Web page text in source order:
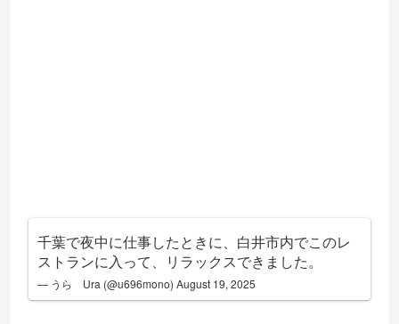
千葉で夜中に仕事したときに、白井市内でこのレ
ストランに入って、リラックスできました。
— うら Ura (@u696mono)August 19, 2025